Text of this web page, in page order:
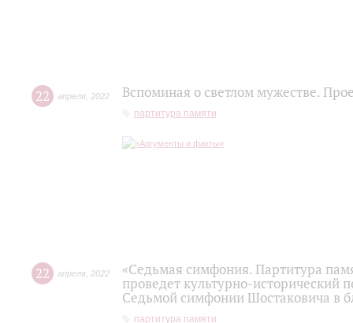
22 апреля 2022 Вспоминая о светлом мужестве.
партитура памяти
22 апреля 2022
«Седьмая симфония. Партитура
проведет культурно-
Седьмой симфонии Шостаковича в
партитура памяти